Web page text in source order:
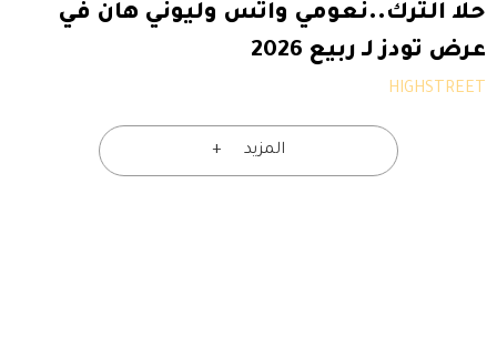
حلا الترك..نعومي واتس وليوني هان في
عرض تودز لـ ربيع 2026
HIGHSTREET
المزيد